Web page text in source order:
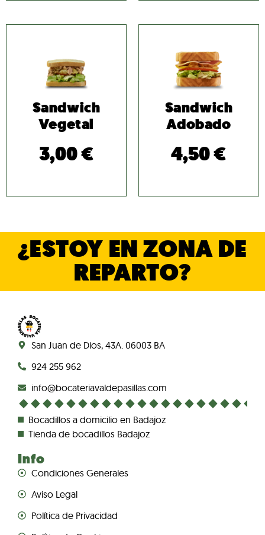
Sandwich
Vegetal
3,00€
Sandwich
Adobado
4,50€
¿ESTOY EN ZONA DE
REPARTO?
San Juan de Dios, 43A. 06003 BA
924 255 962
info@bocateriavaldepasillas.com
Bocadillos a domicilio en Badajoz
Tienda de bocadillos Badajoz
Info
Condiciones Generales
Aviso Legal
Política de Privacidad